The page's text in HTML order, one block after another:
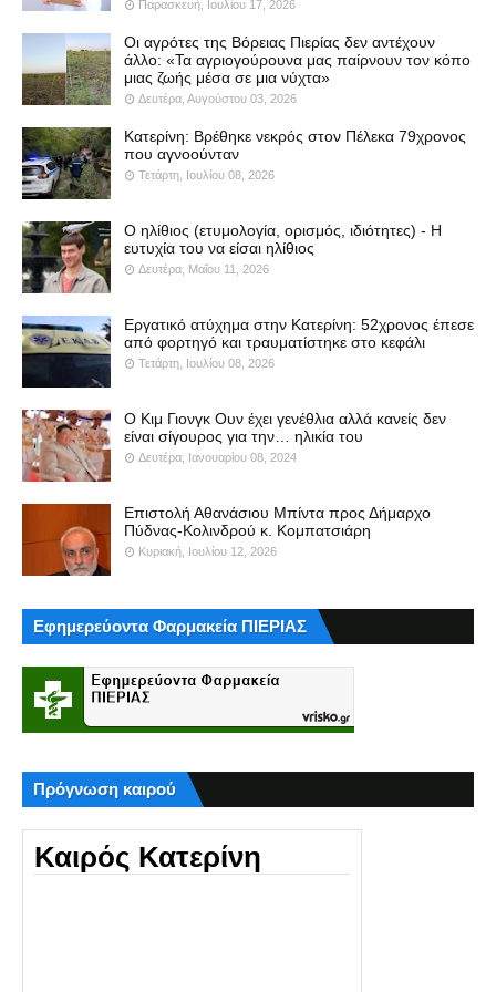
Παρασκευή, Ιουλίου 17, 2026
Οι αγρότες της Βόρειας Πιερίας δεν αντέχουν
άλλο: «Τα αγριογούρουνα μας παίρνουν τον κόπο
μιας ζωής μέσα σε μια νύχτα»
Δευτέρα, Αυγούστου 03, 2026
Κατερίνη: Βρέθηκε νεκρός στον Πέλεκα 79χρονος
που αγνοούνταν
Τετάρτη, Ιουλίου 08, 2026
Ο ηλίθιος (ετυμολογία, ορισμός, ιδιότητες) - Η
ευτυχία του να είσαι ηλίθιος
Δευτέρα, Μαΐου 11, 2026
Εργατικό ατύχημα στην Κατερίνη: 52χρονος έπεσε
από φορτηγό και τραυματίστηκε στο κεφάλι
Τετάρτη, Ιουλίου 08, 2026
Ο Κιμ Γιονγκ Ουν έχει γενέθλια αλλά κανείς δεν
είναι σίγουρος για την… ηλικία του
Δευτέρα, Ιανουαρίου 08, 2024
Επιστολή Αθανάσιου Μπίντα προς Δήμαρχο
Πύδνας-Κολινδρού κ. Κομπατσιάρη
Κυριακή, Ιουλίου 12, 2026
Εφημερεύοντα Φαρμακεία ΠΙΕΡΙΑΣ
Πρόγνωση καιρού
Καιρός Κατερίνη